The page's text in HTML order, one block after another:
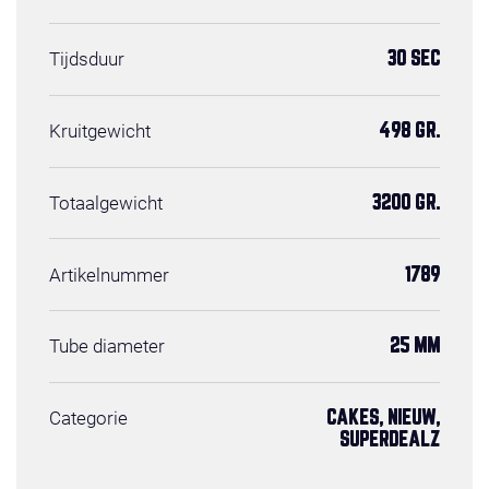
Tijdsduur 30 SEC
Kruitgewicht 498 GR.
Totaalgewicht 3200 GR.
Artikelnummer 1789
Tube diameter 25 MM
Categorie
CAKES, NIEUW,
SUPERDEALZ